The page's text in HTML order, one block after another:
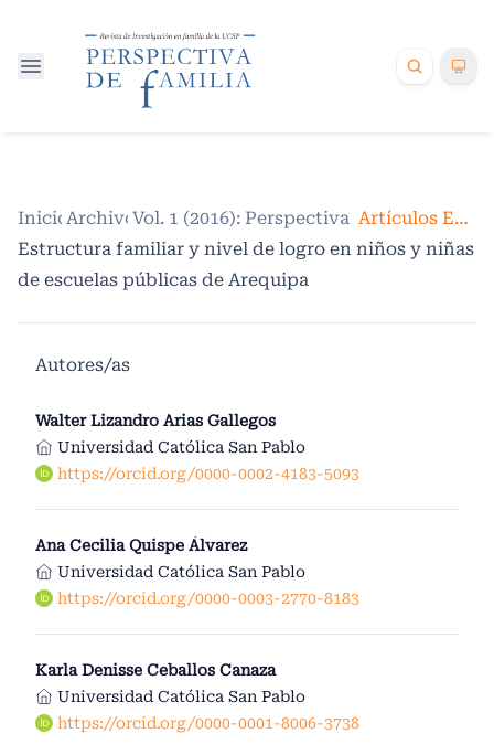
Inicio /
Archivos /
Vol. 1 (2016): Perspectiva de Familia /Artículos Empíricos
Estructura familiar y nivel de logro en niños y niñas
de escuelas públicas de Arequipa
Autores/as
Walter Lizandro Arias Gallegos
Universidad Católica San Pablo
https://orcid.org/0000-0002-4183-5093
Ana Cecilia Quispe Álvarez
Universidad Católica San Pablo
https://orcid.org/0000-0003-2770-8183
Karla Denisse Ceballos Canaza
Universidad Católica San Pablo
https://orcid.org/0000-0001-8006-3738